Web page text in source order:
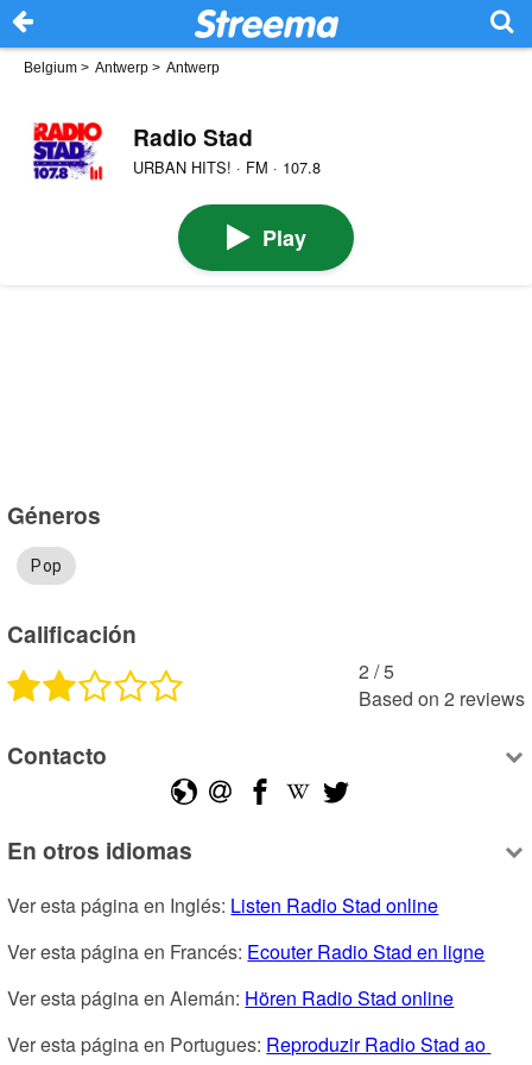
Belgium > Antwerp > Antwerp
Radio Stad
URBAN HITS! · FM · 107.8
Play
Géneros
Pop
Calificación
2 /5
Based on 2 reviews
Contacto
En otros idiomas
Ver esta página en Inglés: Listen Radio Stad online
Ver esta página en Francés: Ecouter Radio Stad en ligne
Ver esta página en Alemán: Hören Radio Stad online
Ver esta página en Portugues: Reproduzir Radio Stad ao